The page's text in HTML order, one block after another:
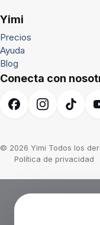
Yimi
Precios
Ayuda
Blog
Conecta con
© 2026 Yimi Todos los
Política de privacidad